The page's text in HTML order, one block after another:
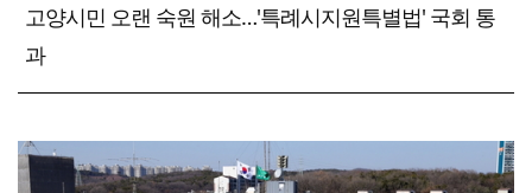
고양시민 오랜 숙원 해소…'특례시지원특별법' 국회 통
과